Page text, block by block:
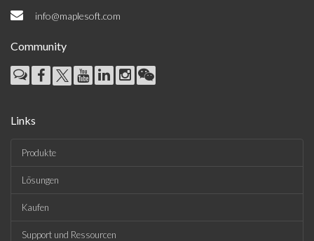
info@maplesoft.com
Community
Links
Produkte
Lösungen
Kaufen
Support und Ressourcen